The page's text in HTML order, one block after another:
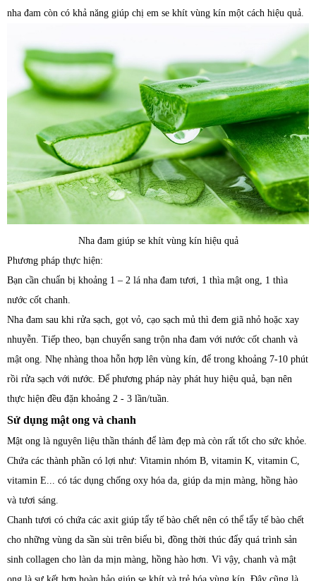
nha đam còn có khả năng giúp chị em se khít vùng kín một cách hiệu quả.
Nha đam giúp se khít vùng kín hiệu quả
Phương pháp thực hiện:
Bạn cần chuẩn bị khoảng 1 – 2 lá nha đam tươi, 1 thìa mật ong, 1 thìa
nước cốt chanh.
Nha đam sau khi rửa sạch, gọt vỏ, cạo sạch mủ thì đem giã nhỏ hoặc xay
nhuyễn. Tiếp theo, bạn chuyển sang trộn nha đam với nước cốt chanh và
mật ong. Nhẹ nhàng thoa hỗn hợp lên vùng kín, để trong khoảng 7-10 phút
rồi rửa sạch với nước. Để phương pháp này phát huy hiệu quả, bạn nên
thực hiện đều đặn khoảng 2 - 3 lần/tuần.
Sử dụng mật ong và chanh
Mật ong là nguyên liệu thần thánh để làm đẹp mà còn rất tốt cho sức khỏe.
Chứa các thành phần có lợi như: Vitamin nhóm B, vitamin K, vitamin C,
vitamin E... có tác dụng chống oxy hóa da, giúp da mịn màng, hồng hào
và tươi sáng.
Chanh tươi có chứa các axit giúp tẩy tế bào chết nên có thể tẩy tế bào chết
cho những vùng da sần sùi trên biểu bì, đồng thời thúc đẩy quá trình sản
sinh collagen cho làn da mịn màng, hồng hào hơn. Vì vậy, chanh và mật